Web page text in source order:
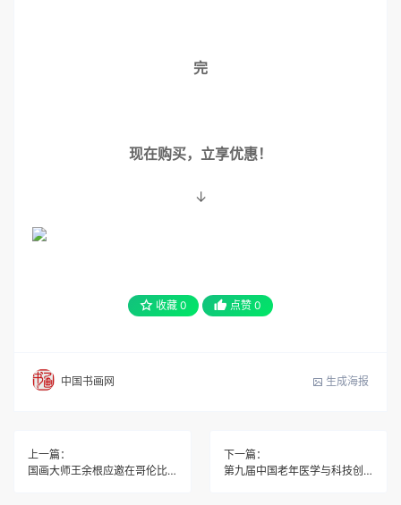
完
现在购买，立享优惠！
↓
收藏 0 点赞 0
中国书画网 生成海报
上一篇：
国画大师王余根应邀在哥伦比亚大学授课国画技法
下一篇：
第九届中国老年医学与科技创新大会召开